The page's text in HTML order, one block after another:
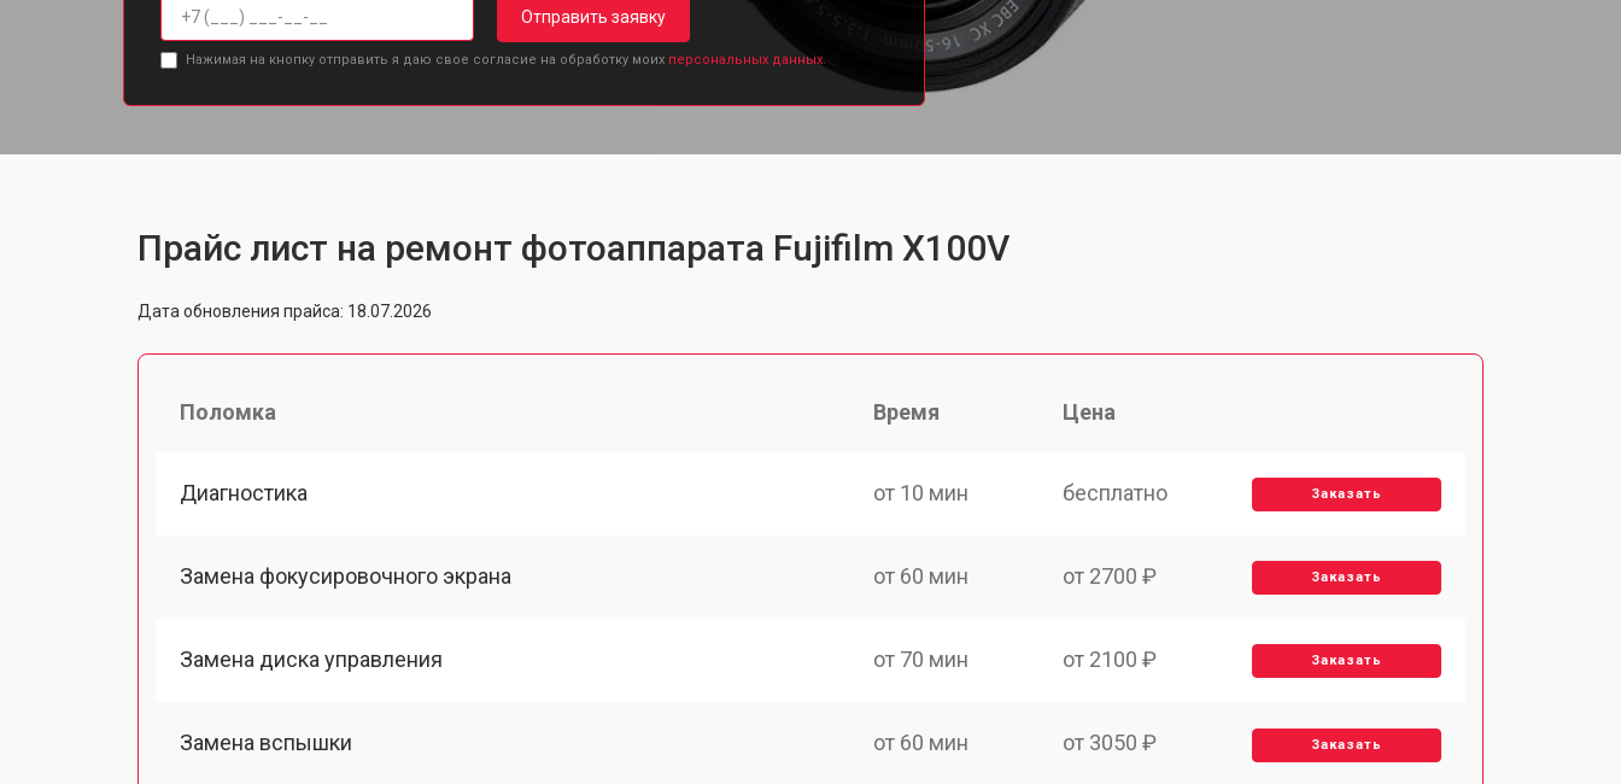
Отправить заявку
Нажимая на кнопку отправить я даю свое согласие на обработку моих персональных данных.
Прайс лист на ремонт фотоаппарата Fujifilm X100V
Дата обновления прайса: 18.07.2026
Поломка Время Цена
Диагностика от 10 мин бесплатно Заказать
Замена фокусировочного экрана от 60 мин от 2700 ₽ Заказать
Замена диска управления от 70 мин от 2100 ₽ Заказать
Замена вспышки от 60 мин от 3050 ₽ Заказать